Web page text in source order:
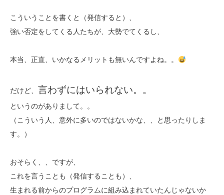
こういうことを書くと（発信すると）、
強い否定をしてくる人たちが、大勢でてくるし、
本当、正直、いかなるメリットも無いんですよね。。
だけど、 言わずにはいられない。。
というのがありまして。。
（こういう人、意外に多いのではないかな、、と思ったりしま
す。）
おそらく、、ですが、
これを言うことも（発信することも）、
生まれる前からのプログラムに組み込まれていたんじゃないか